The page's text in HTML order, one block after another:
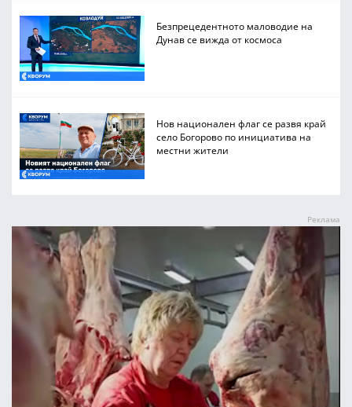
Безпрецедентното маловодие на
Дунав се вижда от космоса
Нов национален флаг се развя край
село Богорово по инициатива на
местни жители